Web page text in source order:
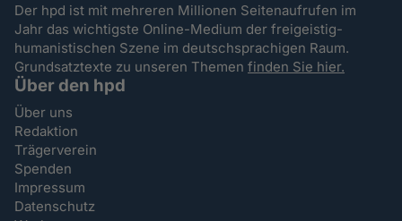
Der hpd ist mit mehreren Millionen Seitenaufrufen im
Jahr das wichtigste Online-Medium der freigeistig-
humanistischen Szene im deutschsprachigen Raum.
Grundsatztexte zu unseren Themenfinden Sie hier.
Über den hpd
Über uns
Redaktion
Trägerverein
Spenden
Impressum
Datenschutz